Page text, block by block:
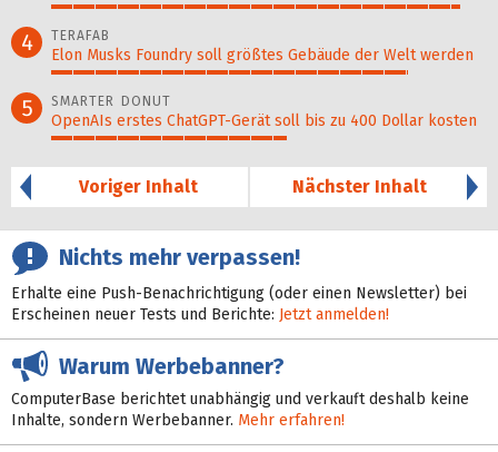
94%
4 TERAFAB
Elon Musks Foundry soll größ­tes Gebäude der Welt werden
82%
5 SMARTER DONUT
OpenAIs erstes ChatGPT-Gerät soll bis zu 400 Dollar kosten
54%
Voriger Inhalt
Nächster Inhalt
Nichts mehr verpassen!
Erhalte eine Push-Benachrichtigung (oder einen Newsletter) bei
Erscheinen neuer Tests und Berichte: Jetzt anmelden!
Warum Werbebanner?
ComputerBase berichtet unabhängig und verkauft deshalb keine
Inhalte, sondern Werbebanner. Mehr erfahren!